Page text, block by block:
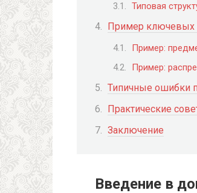
Типовая
Пример ключевых
Пример:
Пример:
Типичные ошибки
Практические
Заключение
Введение в